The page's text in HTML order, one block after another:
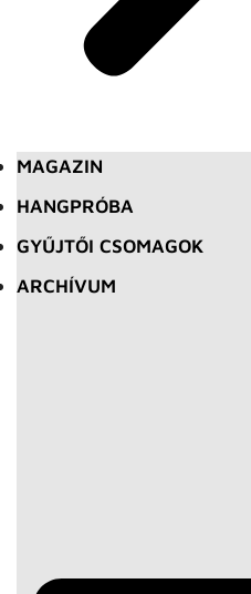
MAGAZIN
HANGPRÓBA
GYŰJTŐI CSOMAGOK
ARCHÍVUM